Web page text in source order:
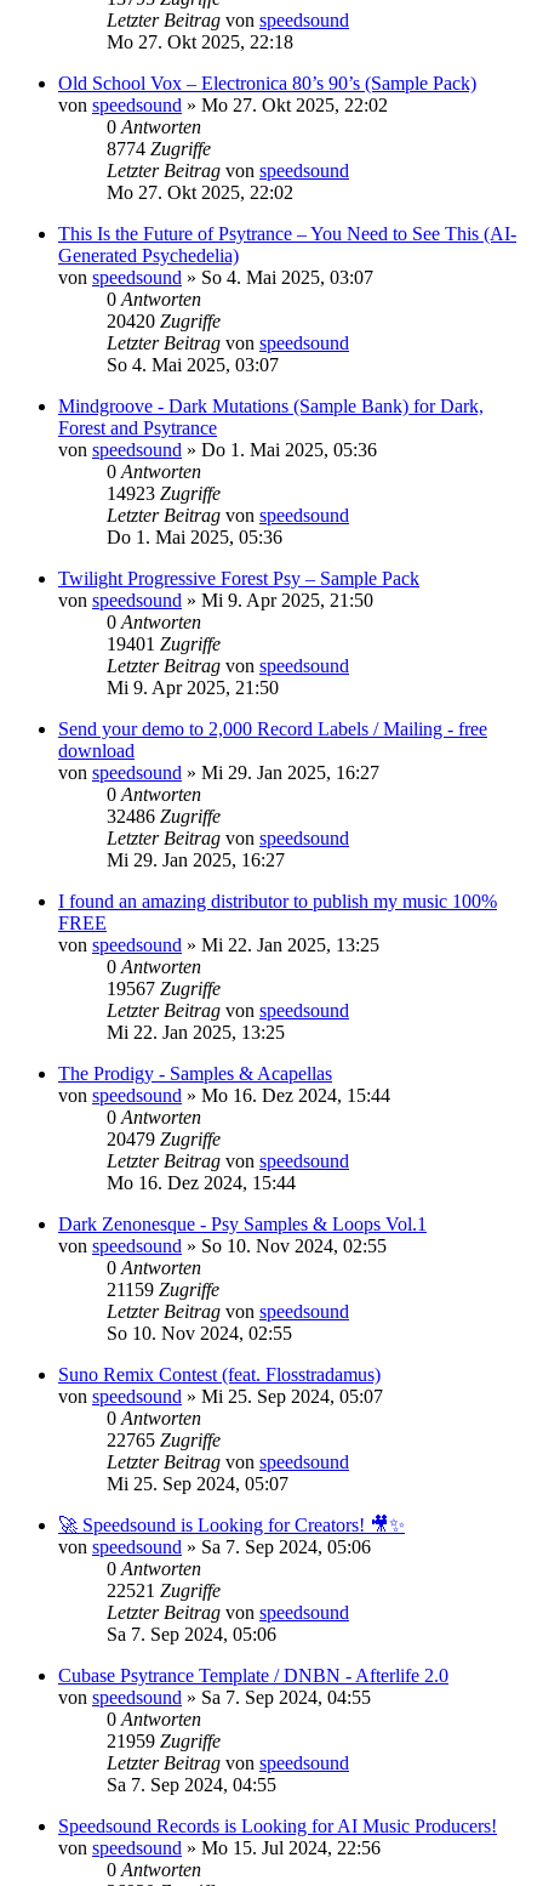
Letzter Beitrag von speedsound
Mo 27. Okt 2025, 22:18
Old School Vox – Electronica 80’s 90’s (Sample Pack)
von speedsound » Mo 27. Okt 2025, 22:02
0 Antworten
8774 Zugriffe
Letzter Beitrag von speedsound
Mo 27. Okt 2025, 22:02
This Is the Future of Psytrance – You Need to See This (AI-
Generated Psychedelia)
von speedsound » So 4. Mai 2025, 03:07
0 Antworten
20420 Zugriffe
Letzter Beitrag von speedsound
So 4. Mai 2025, 03:07
Mindgroove - Dark Mutations (Sample Bank) for Dark,
Forest and Psytrance
von speedsound » Do 1. Mai 2025, 05:36
0 Antworten
14923 Zugriffe
Letzter Beitrag von speedsound
Do 1. Mai 2025, 05:36
Twilight Progressive Forest Psy – Sample Pack
von speedsound » Mi 9. Apr 2025, 21:50
0 Antworten
19401 Zugriffe
Letzter Beitrag von speedsound
Mi 9. Apr 2025, 21:50
Send your demo to 2,000 Record Labels / Mailing - free
download
von speedsound » Mi 29. Jan 2025, 16:27
0 Antworten
32486 Zugriffe
Letzter Beitrag von speedsound
Mi 29. Jan 2025, 16:27
I found an amazing distributor to publish my music 100%
FREE
von speedsound » Mi 22. Jan 2025, 13:25
0 Antworten
19567 Zugriffe
Letzter Beitrag von speedsound
Mi 22. Jan 2025, 13:25
The Prodigy - Samples & Acapellas
von speedsound » Mo 16. Dez 2024, 15:44
0 Antworten
20479 Zugriffe
Letzter Beitrag von speedsound
Mo 16. Dez 2024, 15:44
Dark Zenonesque - Psy Samples & Loops Vol.1
von speedsound » So 10. Nov 2024, 02:55
0 Antworten
21159 Zugriffe
Letzter Beitrag von speedsound
So 10. Nov 2024, 02:55
Suno Remix Contest (feat. Flosstradamus)
von speedsound » Mi 25. Sep 2024, 05:07
0 Antworten
22765 Zugriffe
Letzter Beitrag von speedsound
Mi 25. Sep 2024, 05:07
🚀 Speedsound is Looking for Creators! 🎥✨
von speedsound » Sa 7. Sep 2024, 05:06
0 Antworten
22521 Zugriffe
Letzter Beitrag von speedsound
Sa 7. Sep 2024, 05:06
Cubase Psytrance Template / DNBN - Afterlife 2.0
von speedsound » Sa 7. Sep 2024, 04:55
0 Antworten
21959 Zugriffe
Letzter Beitrag von speedsound
Sa 7. Sep 2024, 04:55
Speedsound Records is Looking for AI Music Producers!
von speedsound » Mo 15. Jul 2024, 22:56
0 Antworten